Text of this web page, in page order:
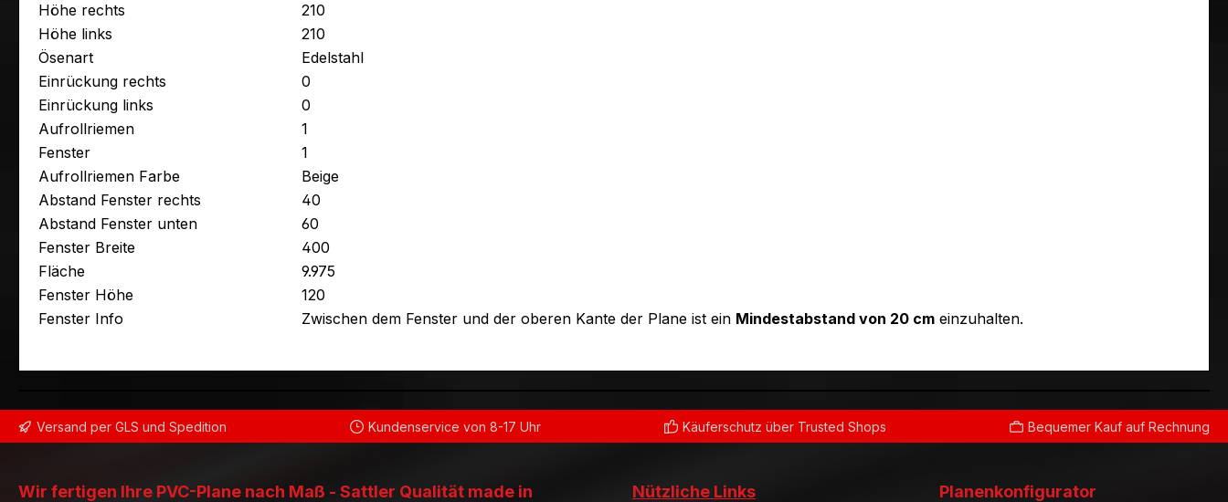
Höhe rechts
210
Höhe links
210
Ösenart
Edelstahl
Einrückung rechts
0
Einrückung links
0
Aufrollriemen
1
Fenster
1
Aufrollriemen Farbe
Beige
Abstand Fenster rechts
40
Abstand Fenster unten
60
Fenster Breite
400
Fläche
9.975
Fenster Höhe
120
Fenster Info
Zwischen dem Fenster und der oberen Kante der Plane ist ein Mindestabstand von 20 cm einzuhalten.
Versand per GLS und Spedition Kundenservice von 8-17 Uhr Käuferschutz über Trusted Shops Bequemer Kauf auf Rechnung
Wir fertigen Ihre PVC-Plane nach Maß - Sattler Qualität made in
Nützliche Links Planenkonfigurator